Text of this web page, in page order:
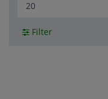
Filter